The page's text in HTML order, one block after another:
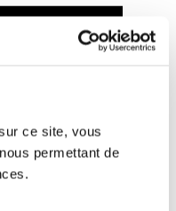
ce site, vous
permettant de